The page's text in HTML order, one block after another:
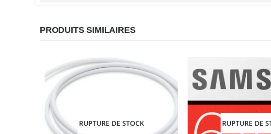
PRODUITS SIMILAIRES
RUPTURE DE STOCK RUPTURE DE